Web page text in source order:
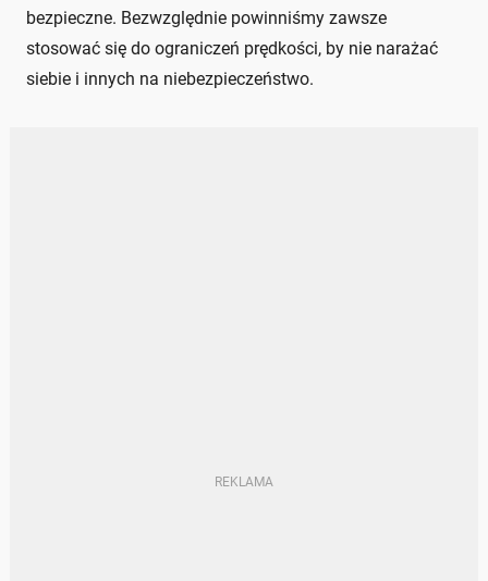
bezpieczne. Bezwzględnie powinniśmy zawsze
stosować się do ograniczeń prędkości, by nie narażać
siebie i innych na niebezpieczeństwo.